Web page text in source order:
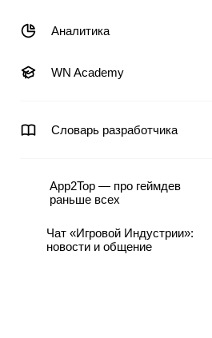
Аналитика
WN Academy
Словарь разработчика
App2Top — про геймдев
раньше всех
Чат «Игровой Индустрии»:
новости и общение